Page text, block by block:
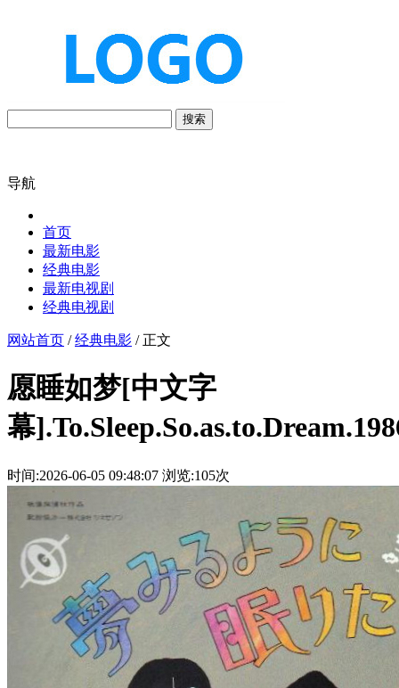
搜索
导航
首页
最新电影
经典电影
最新电视剧
经典电视剧
网站首页 /经典电影 / 正文
愿睡如梦[中文字
幕
时间:2026-06-05 09:48:07 浏览:105次